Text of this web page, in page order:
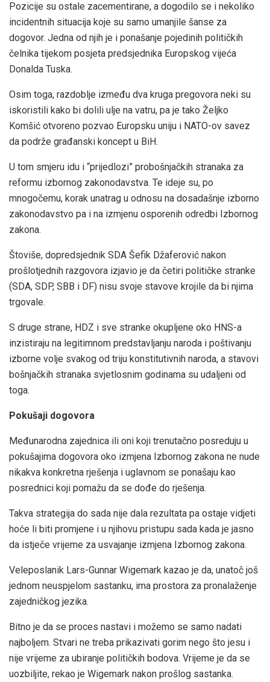
Pozicije su ostale zacementirane, a dogodilo se i nekoliko
incidentnih situacija koje su samo umanjile šanse za
dogovor. Jedna od njih je i ponašanje pojedinih političkih
čelnika tijekom posjeta predsjednika Europskog vijeća
Donalda Tuska.
Osim toga, razdoblje između dva kruga pregovora neki su
iskoristili kako bi dolili ulje na vatru, pa je tako Željko
Komšić otvoreno pozvao Europsku uniju i NATO-ov savez
da podrže građanski koncept u BiH.
U tom smjeru idu i “prijedlozi” probošnjačkih stranaka za
reformu izbornog zakonodavstva. Te ideje su, po
mnogočemu, korak unatrag u odnosu na dosadašnje izborno
zakonodavstvo pa i na izmjenu osporenih odredbi Izbornog
zakona.
Štoviše, dopredsjednik SDA Šefik Džaferović nakon
prošlotjednih razgovora izjavio je da četiri političke stranke
(SDA, SDP, SBB i DF) nisu svoje stavove krojile da bi njima
trgovale.
S druge strane, HDZ i sve stranke okupljene oko HNS-a
inzistiraju na legitimnom predstavljanju naroda i poštivanju
izborne volje svakog od triju konstitutivnih naroda, a stavovi
bošnjačkih stranaka svjetlosnim godinama su udaljeni od
toga.
Pokušaji dogovora
Međunarodna zajednica ili oni koji trenutačno posreduju u
pokušajima dogovora oko izmjena Izbornog zakona ne nude
nikakva konkretna rješenja i uglavnom se ponašaju kao
posrednici koji pomažu da se dođe do rješenja.
Takva strategija do sada nije dala rezultata pa ostaje vidjeti
hoće li biti promjene i u njihovu pristupu sada kada je jasno
da istječe vrijeme za usvajanje izmjena Izbornog zakona.
Veleposlanik Lars-Gunnar Wigemark kazao je da, unatoč još
jednom neuspjelom sastanku, ima prostora za pronalaženje
zajedničkog jezika.
Bitno je da se proces nastavi i možemo se samo nadati
najboljem. Stvari ne treba prikazivati gorim nego što jesu i
nije vrijeme za ubiranje političkih bodova. Vrijeme je da se
uozbiljite, rekao je Wigemark nakon prošlog sastanka.